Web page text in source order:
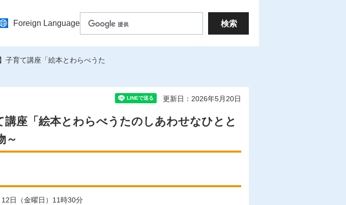
Foreign Language
子育て講座「絵本とわらべうた
更新日：2026年5月20日
講座「絵本とわらべうたのしあわせなひとと
～
日（金曜日）11時30分